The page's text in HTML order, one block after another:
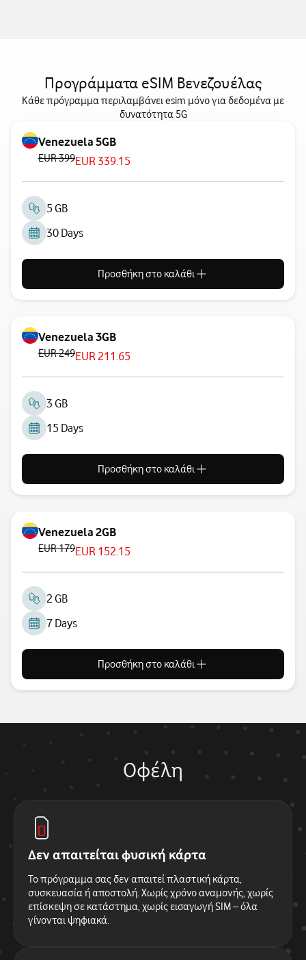
Προγράμματα eSIM Βενεζουέλας
Κάθε πρόγραμμα περιλαμβάνει esim μόνο για δεδομένα με
δυνατότητα 5G
Venezuela 5GB
EUR 399EUR 339.15
5 GB
30 Days
Προσθήκη στο καλάθι
Venezuela 3GB
EUR 249EUR 211.65
3 GB
15 Days
Προσθήκη στο καλάθι
Venezuela 2GB
EUR 179EUR 152.15
2 GB
7 Days
Προσθήκη στο καλάθι
Οφέλη
Δεν απαιτείται φυσική κάρτα
Το πρόγραμμα σας δεν απαιτεί πλαστική κάρτα,
συσκευασία ή αποστολή. Χωρίς χρόνο αναμονής, χωρίς
επίσκεψη σε κατάστημα, χωρίς εισαγωγή SIM – όλα
γίνονται ψηφιακά.